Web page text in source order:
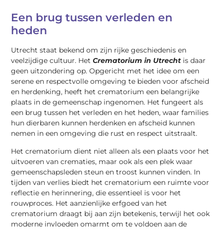
Een brug tussen verleden en
heden
Utrecht staat bekend om zijn rijke geschiedenis en
veelzijdige cultuur. HetCrematorium in Utrecht is daar
geen uitzondering op. Opgericht met het idee om een
serene en respectvolle omgeving te bieden voor afscheid
en herdenking, heeft het crematorium een belangrijke
plaats in de gemeenschap ingenomen. Het fungeert als
een brug tussen het verleden en het heden, waar families
hun dierbaren kunnen herdenken en afscheid kunnen
nemen in een omgeving die rust en respect uitstraalt.
Het crematorium dient niet alleen als een plaats voor het
uitvoeren van crematies, maar ook als een plek waar
gemeenschapsleden steun en troost kunnen vinden. In
tijden van verlies biedt het crematorium een ruimte voor
reflectie en herinnering, die essentieel is voor het
rouwproces. Het aanzienlijke erfgoed van het
crematorium draagt bij aan zijn betekenis, terwijl het ook
moderne invloeden omarmt om te voldoen aan de